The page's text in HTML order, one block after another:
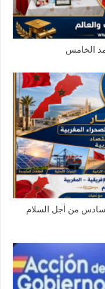
الخامس
من أجل السلام